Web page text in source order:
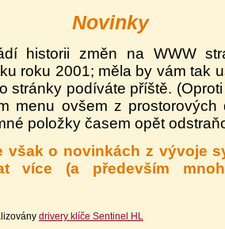
Novinky
historii změn na WWW
roku 2001; měla by vám tak
stránky podíváte příště.
menu ovšem z prostorových
položky časem opět
však o novinkách z vývoje
více (a především
drivery klíče Sentinel HL